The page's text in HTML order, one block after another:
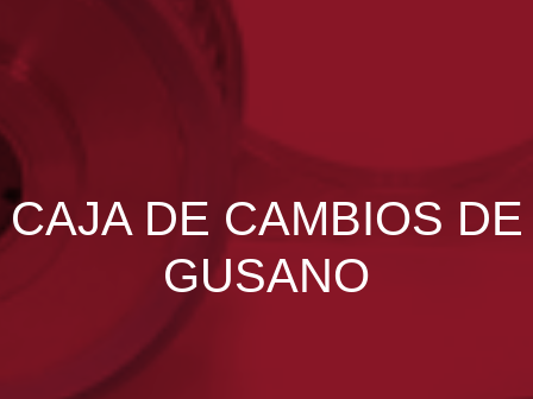
CAJA DE CAMBIOS DE
GUSANO